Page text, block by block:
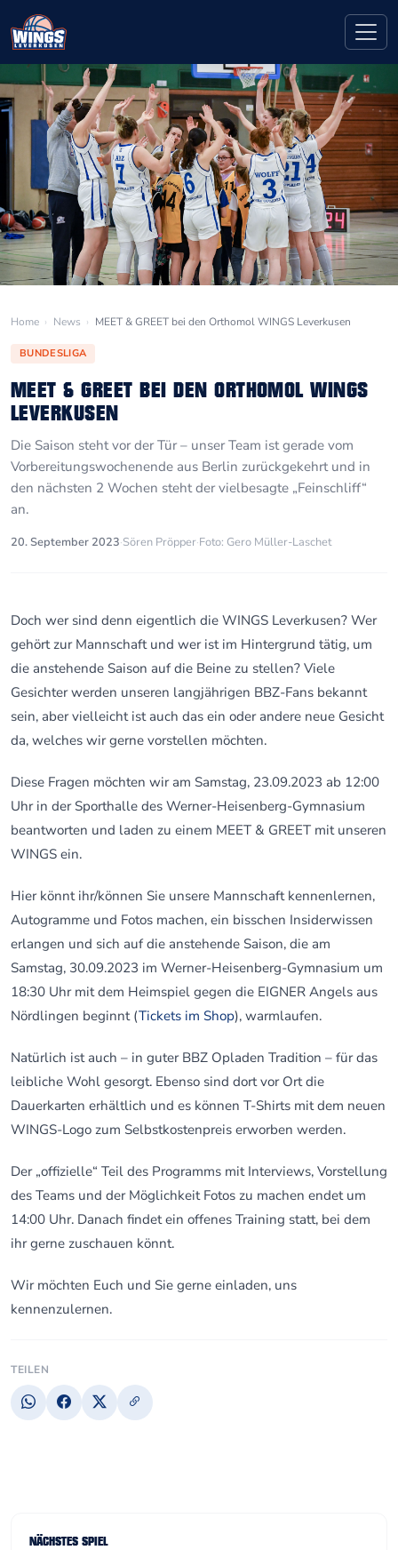
Home › News › MEET & GREET bei den Orthomol WINGS Leverkusen
BUNDESLIGA
MEET & GREET BEI DEN ORTHOMOL WINGS
LEVERKUSEN
Die Saison steht vor der Tür – unser Team ist gerade vom
Vorbereitungswochenende aus Berlin zurückgekehrt und in
den nächsten 2 Wochen steht der vielbesagte „Feinschliff“
an.
20. September 2023·Sören Pröpper·Foto: Gero Müller-Laschet
Doch wer sind denn eigentlich die WINGS Leverkusen? Wer
gehört zur Mannschaft und wer ist im Hintergrund tätig, um
die anstehende Saison auf die Beine zu stellen? Viele
Gesichter werden unseren langjährigen BBZ-Fans bekannt
sein, aber vielleicht ist auch das ein oder andere neue Gesicht
da, welches wir gerne vorstellen möchten.
Diese Fragen möchten wir am Samstag, 23.09.2023 ab 12:00
Uhr in der Sporthalle des Werner-Heisenberg-Gymnasium
beantworten und laden zu einem MEET & GREET mit unseren
WINGS ein.
Hier könnt ihr/können Sie unsere Mannschaft kennenlernen,
Autogramme und Fotos machen, ein bisschen Insiderwissen
erlangen und sich auf die anstehende Saison, die am
Samstag, 30.09.2023 im Werner-Heisenberg-Gymnasium um
18:30 Uhr mit dem Heimspiel gegen die EIGNER Angels aus
Nördlingen beginnt (Tickets im Shop), warmlaufen.
Natürlich ist auch – in guter BBZ Opladen Tradition – für das
leibliche Wohl gesorgt. Ebenso sind dort vor Ort die
Dauerkarten erhältlich und es können T-Shirts mit dem neuen
WINGS-Logo zum Selbstkostenpreis erworben werden.
Der „offizielle“ Teil des Programms mit Interviews, Vorstellung
des Teams und der Möglichkeit Fotos zu machen endet um
14:00 Uhr. Danach findet ein offenes Training statt, bei dem
ihr gerne zuschauen könnt.
Wir möchten Euch und Sie gerne einladen, uns
kennenzulernen.
TEILEN
NÄCHSTES SPIEL